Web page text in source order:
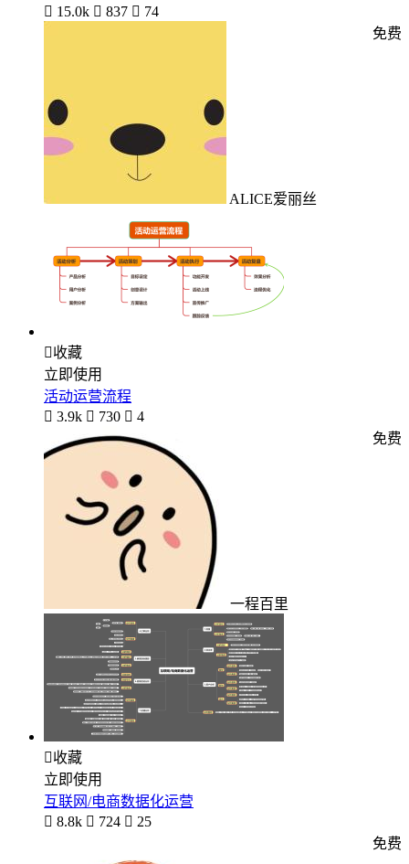
 15.0k  837  74
ALICE爱丽丝
免费
收藏
立即使用
活动运营流程
 3.9k  730  4
一程百里
免费
收藏
立即使用
互联网/电商数据化运营
 8.8k  724  25
免费